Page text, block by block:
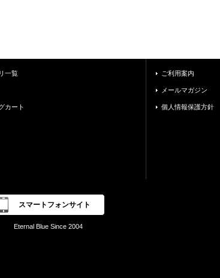
一覧
カート
ご利用案内
メールマガジン
個人情報保護方針
スマートフォンサイト
Eternal Blue Since 2004